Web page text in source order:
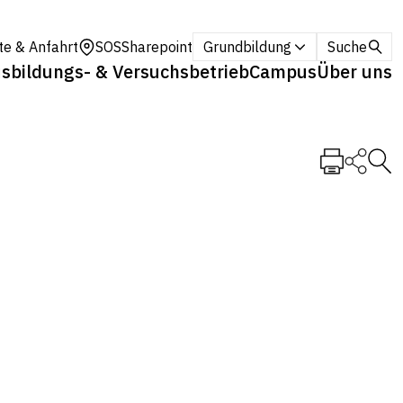
& Anfahrt SOSSharepoint Grundbildung Suche
& VersuchsbetriebCampusÜber uns